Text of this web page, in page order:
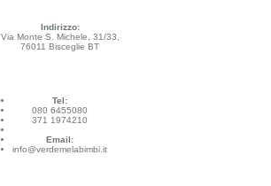
Indirizzo:
Via Monte S. Michele, 31/33,
76011 Bisceglie BT
Tel:
080 6455080
371 1974210
Email:
info@verdemelabimbi.it